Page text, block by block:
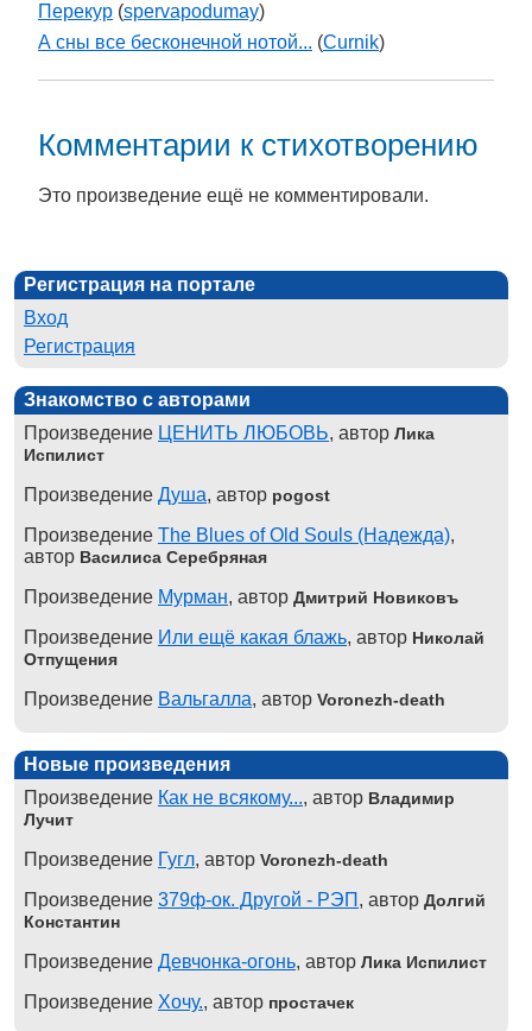
Перекур (spervapodumay)
А сны все бесконечной нотой... (Curnik)
Комментарии к стихотворению
Это произведение ещё не комментировали.
Регистрация на портале
Вход
Регистрация
Знакомство с авторами
Произведение ЦЕНИТЬ ЛЮБОВЬ, автор Лика
Испилист
Произведение Душа, автор pogost
Произведение The Blues of Old Souls (Надежда),
автор Василиса Серебряная
Произведение Мурман, автор Дмитрий Новиковъ
Произведение Или ещё какая блажь, автор Николай
Отпущения
Произведение Вальгалла, автор Voronezh-death
Новые произведения
Произведение Как не всякому..., автор Владимир
Лучит
Произведение Гугл, автор Voronezh-death
Произведение 379ф-ок. Другой - РЭП , автор Долгий
Константин
Произведение Девчонка-огонь, автор Лика Испилист
Произведение Хочу., автор простачек